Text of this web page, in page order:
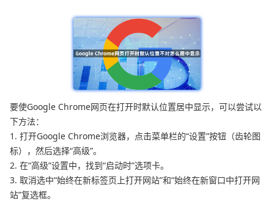
要使Google Chrome网页在打开时默认位置居中显示，可以尝试以
下方法：
1. 打开Google Chrome浏览器，点击菜单栏的“设置”按钮（齿轮图
标），然后选择“高级”。
2. 在“高级”设置中，找到“启动时”选项卡。
3. 取消选中“始终在新标签页上打开网站”和“始终在新窗口中打开网
站”复选框。